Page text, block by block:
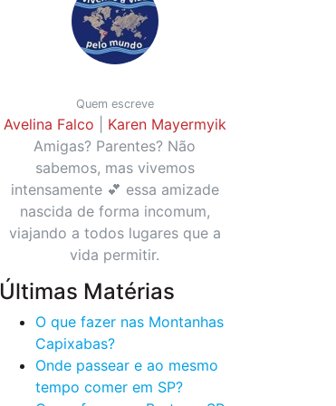
Quem escreve
Avelina Falco
Karen Mayermyik
Amigas? Parentes? Não
sabemos, mas vivemos
intensamente 💕 essa amizade
nascida de forma incomum,
viajando a todos lugares que a
vida permitir.
Últimas Matérias
O que fazer nas Montanhas
Capixabas?
Onde passear e ao mesmo
tempo comer em SP?